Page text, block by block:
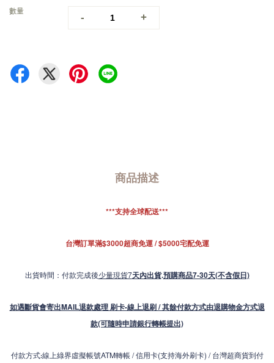
數量
- +
商品描述
***支持全球配送***
台灣訂單滿$3000超商免運 / $5000宅配免運
出貨時間：付款完成後少量現貨7天內出貨.預購商品7-30天(不含假日)
如遇斷貨會寄出MAIL退款處理 刷卡-線上退刷 / 其餘付款方式由退購物金方式退
款(可隨時申請銀行轉帳提出)
付款方式:線上綠界虛擬帳號ATM轉帳 / 信用卡(支持海外刷卡) / 台灣超商貨到付